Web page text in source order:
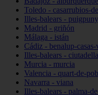
Toledo - casarrubios-
Illes-balears -
Madrid - griñón
Málaga - istán
Cádiz - benalup-casas-
Illes-balears -
Murcia - murcia
Valencia - quart-de-
Navarra - viana
Illes-balears - palma-